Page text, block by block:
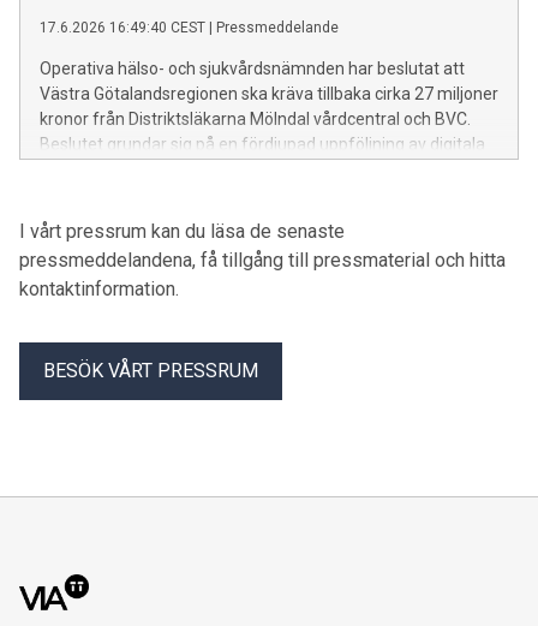
17.6.2026 16:49:40 CEST Pressmeddelande
Operativa hälso- och sjukvårdsnämnden har beslutat att
Västra Götalandsregionen ska kräva tillbaka cirka 27 miljoner
kronor från Distriktsläkarna Mölndal vårdcentral och BVC.
Beslutet grundar sig på en fördjupad uppföljning av digitala
april 2023.
I vårt pressrum kan du läsa de senaste
pressmeddelandena, få tillgång till pressmaterial och hitta
kontaktinformation.
BESÖK VÅRT PRESSRUM